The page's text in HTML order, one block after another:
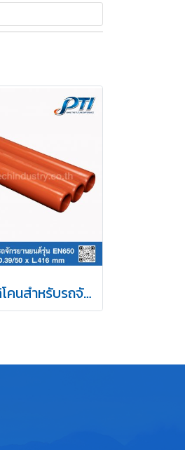
ท่อไอเสียซิลิโคนสำหรับรถจักรยานยนต์รุ่น EN650